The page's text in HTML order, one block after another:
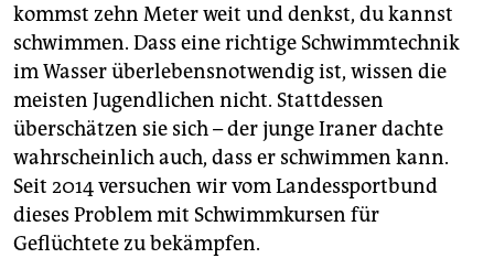
kommst zehn Meter weit und denkst, du kannst
schwimmen. Dass eine richtige Schwimmtechnik
im Wasser überlebensnotwendig ist, wissen die
meisten Jugendlichen nicht. Stattdessen
überschätzen sie sich – der junge Iraner dachte
wahrscheinlich auch, dass er schwimmen kann.
Seit 2014 versuchen wir vom Landessportbund
dieses Problem mit Schwimmkursen für
Geflüchtete zu bekämpfen.